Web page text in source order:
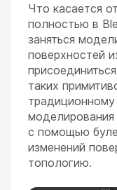
Что касается
полностью в
заняться
поверхностей
таких
с помощью
изменений
топологию.